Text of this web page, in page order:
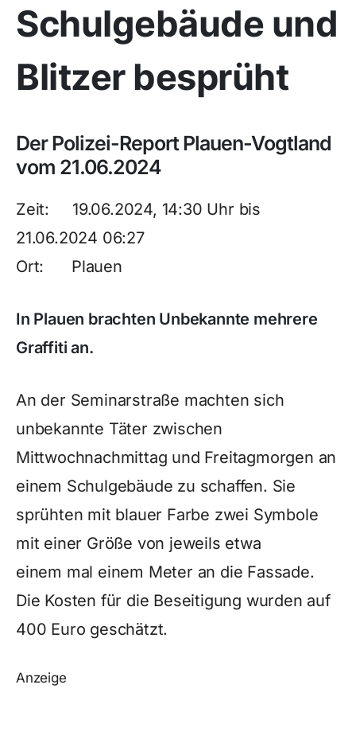
Schulgebäude und
Blitzer besprüht
Der Polizei-Report Plauen-Vogtland
vom 21.06.2024
Zeit: 19.06.2024, 14:30 Uhr bis
21.06.2024 06:27
Ort: Plauen
In Plauen brachten Unbekannte mehrere
Graffiti an.
An der Seminarstraße machten sich
unbekannte Täter zwischen
Mittwochnachmittag und Freitagmorgen an
einem Schulgebäude zu schaffen. Sie
sprühten mit blauer Farbe zwei Symbole
mit einer Größe von jeweils etwa
einem mal einem Meter an die Fassade.
Die Kosten für die Beseitigung wurden auf
400 Euro geschätzt.
Anzeige